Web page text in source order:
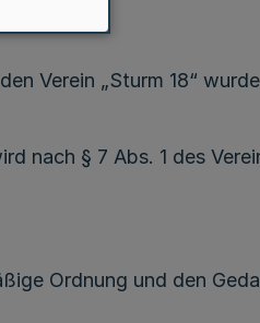
Verein „Sturm 18“
nach § 7 Abs. 1 des
Ordnung und den